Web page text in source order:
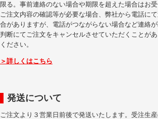
限る。事前連絡のない場合や期限を超えた場合はお受
ご注文内容の確認等が必要な場合、弊社から電話に
合がありますが、電話がつながらない場合など連絡
判断にてご注文をキャンセルさせていただくことが
ください。
＞詳しくはこちら
発送について
ご注文より３営業日前後で発送いたします。受注生